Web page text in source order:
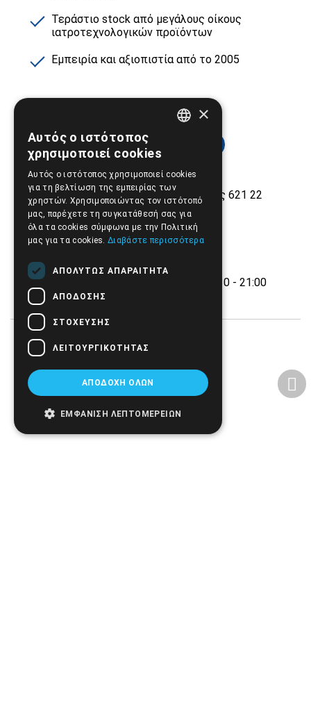
Τεράστιο stock από μεγάλους οίκους
ιατροτεχνολογικών προϊόντων
Εμπειρία και αξιοπιστία από το 2005
Εθνικής Αντίστασης 42, Σέρρες 621 22
2321.028.135
Email:info@biomed.gr
ΔΕ - ΤΕ - ΣΑ 08:00 - 14:30
ΤΡ - ΠΕ - ΠΑ 08:00 - 14:30, 17:30 - 21:00
×
Αυτός ο ιστότοπος
χρησιμοποιεί cookies
Αυτός ο ιστότοπος χρησιμοποιεί cookies
για τη βελτίωση της εμπειρίας των
χρηστών. Χρησιμοποιώντας τον ιστότοπό
μας, παρέχετε τη συγκατάθεσή σας για
όλα τα cookies σύμφωνα με την Πολιτική
μας για τα cookies. Διαβάστε περισσότερα
ΑΠΟΛΎΤΩΣ ΑΠΑΡΑΊΤΗΤΑ
ΑΠΌΔΟΣΗΣ
ΣΤΌΧΕΥΣΗΣ
ΛΕΙΤΟΥΡΓΙΚΌΤΗΤΑΣ
ΑΠΟΔΟΧΉ ΌΛΩΝ
ΕΜΦΆΝΙΣΗ ΛΕΠΤΟΜΕΡΕΙΏΝ